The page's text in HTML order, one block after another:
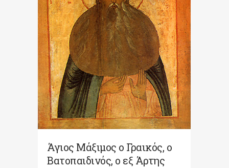
Άγιος Μάξιμος ο Γραικός, ο
Βατοπαιδινός, ο εξ Άρτης